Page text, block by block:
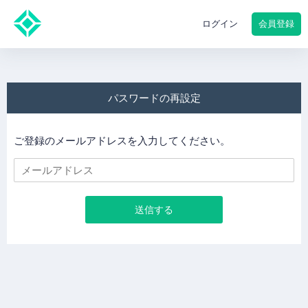
ログイン 会員登録
パスワードの再設定
ご登録のメールアドレスを入力してください。
送信する